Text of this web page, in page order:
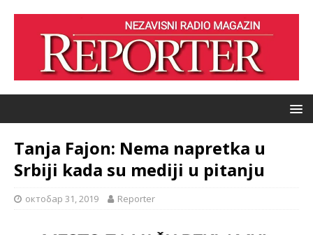
Tanja Fajon: Nema napretka u
Srbiji kada su mediji u pitanju
октобар 31, 2019 Reporter